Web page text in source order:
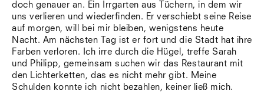
doch genauer an. Ein Irrgarten aus Tüchern, in dem wir
uns verlieren und wiederfinden. Er verschiebt seine Reise
auf morgen, will bei mir bleiben, wenigstens heute
Nacht. Am nächsten Tag ist er fort und die Stadt hat ihre
Farben verloren. Ich irre durch die Hügel, treffe Sarah
und Philipp, gemeinsam suchen wir das Restaurant mit
den Lichterketten, das es nicht mehr gibt. Meine
Schulden konnte ich nicht bezahlen, keiner ließ mich.